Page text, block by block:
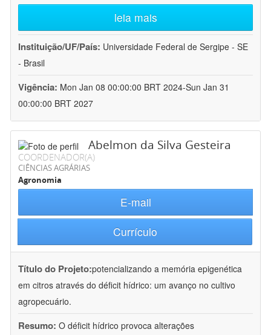
leia mais
Instituição/UF/País: Universidade Federal de Sergipe - SE
- Brasil
Vigência: Mon Jan 08 00:00:00 BRT 2024-Sun Jan 31
00:00:00 BRT 2027
Abelmon da Silva Gesteira
COORDENADOR(A)
CIÊNCIAS AGRÁRIAS
Agronomia
E-mail
Currículo
Título do Projeto:potencializando a memória epigenética
em citros através do déficit hídrico: um avanço no cultivo
agropecuário.
Resumo: O déficit hídrico provoca alterações